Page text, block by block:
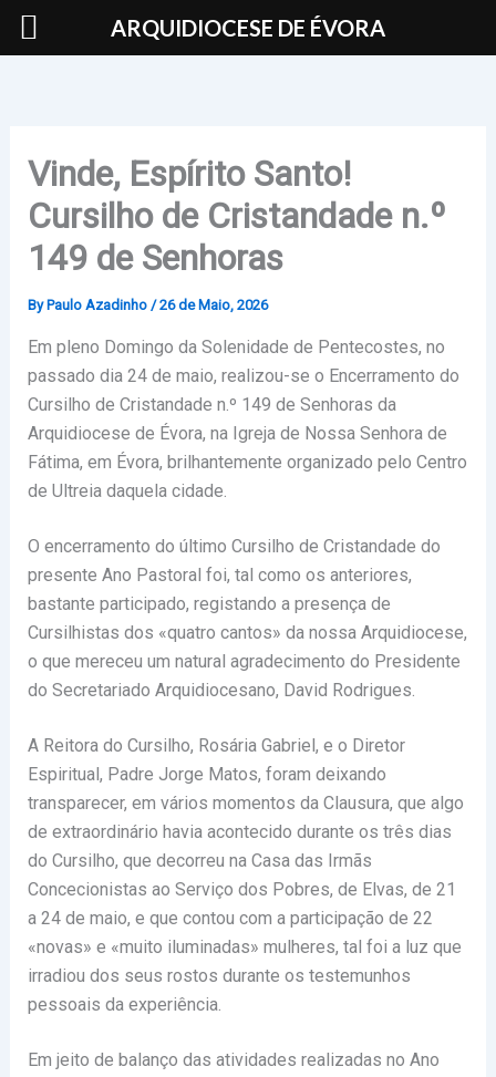
Skip
Vinde, Espírito Santo!
Cursilho de Cristandade n.º
149 de Senhoras
By Paulo Azadinho /26 de Maio, 2026
Em pleno Domingo da Solenidade de Pentecostes, no
passado dia 24 de maio, realizou-se o Encerramento do
Cursilho de Cristandade n.º 149 de Senhoras da
Arquidiocese de Évora, na Igreja de Nossa Senhora de
Fátima, em Évora, brilhantemente organizado pelo Centro
de Ultreia daquela cidade.
O encerramento do último Cursilho de Cristandade do
presente Ano Pastoral foi, tal como os anteriores,
bastante participado, registando a presença de
Cursilhistas dos «quatro cantos» da nossa Arquidiocese,
o que mereceu um natural agradecimento do Presidente
do Secretariado Arquidiocesano, David Rodrigues.
A Reitora do Cursilho, Rosária Gabriel, e o Diretor
Espiritual, Padre Jorge Matos, foram deixando
transparecer, em vários momentos da Clausura, que algo
de extraordinário havia acontecido durante os três dias
do Cursilho, que decorreu na Casa das Irmãs
Concecionistas ao Serviço dos Pobres, de Elvas, de 21
a 24 de maio, e que contou com a participação de 22
«novas» e «muito iluminadas» mulheres, tal foi a luz que
irradiou dos seus rostos durante os testemunhos
pessoais da experiência.
Em jeito de balanço das atividades realizadas no Ano
ARQUIDIOCESE DE ÉVORA